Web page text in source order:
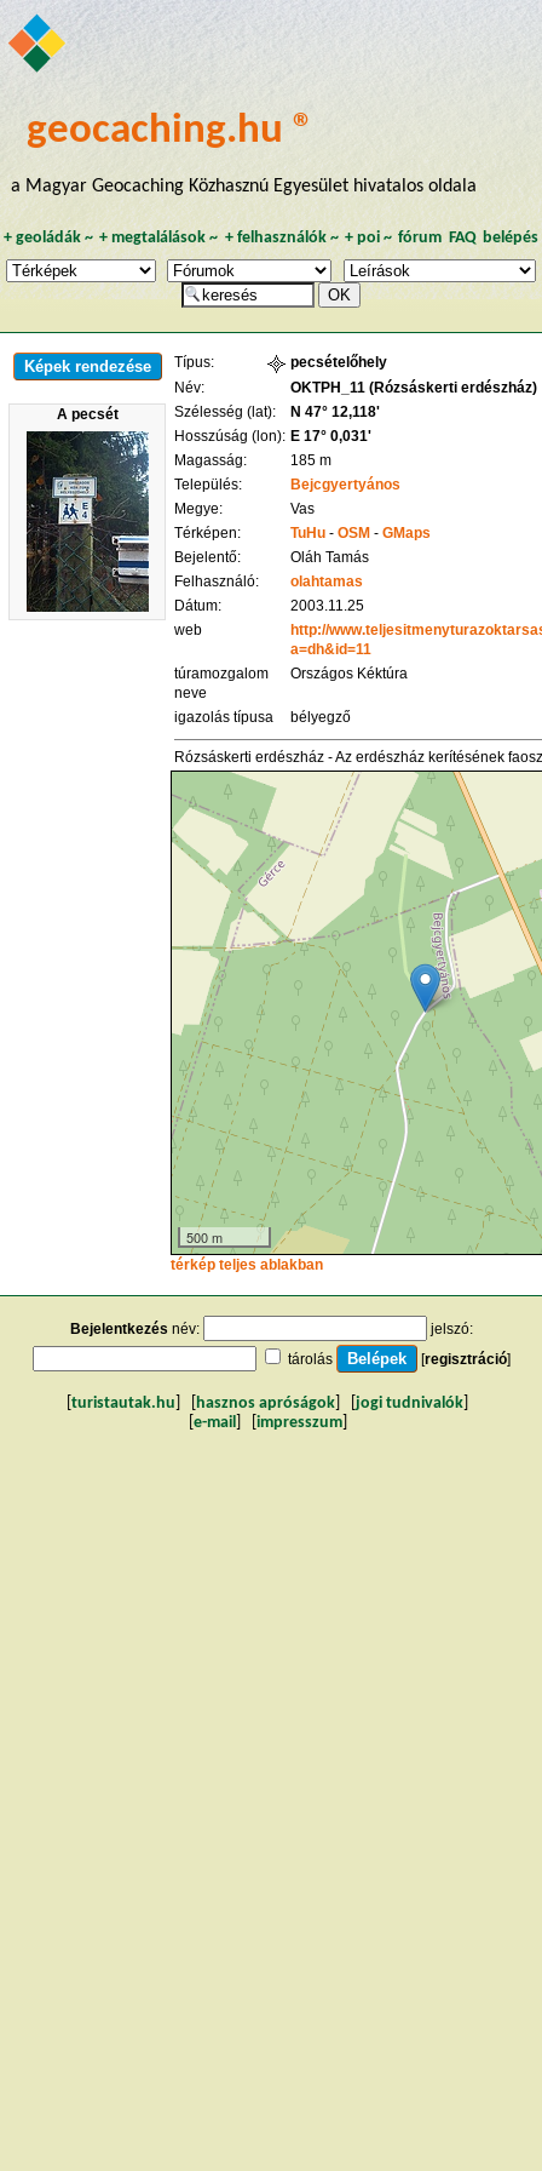
geocaching.hu ®
a Magyar Geocaching Közhasznú Egyesület hivatalos oldala
+ geoládák~ +megtalálások ~ + felhasználók~ + poi~ fórum FAQ belépés
Képek rendezése
A pecsét
Típus:
pecsételőhely
Név:
OKTPH_11 (Rózsáskerti erdészház)
Szélesség (lat):
N 47° 12,118'
Hosszúság (lon): E 17° 0,031'
Magasság:
185 m
Település:
Bejcgyertyános
Megye:
Vas
Térképen:
TuHu -OSM -GMaps
Bejelentő:
Oláh Tamás
Felhasználó:
olahtamas
Dátum:
2003.11.25
web
http://
a=dh&id=11
túramozgalom
neve
Országos Kéktúra
igazolás típusa bélyegző
Rózsáskerti erdészház - Az erdészház kerítésének
500 m
térkép teljes ablakban
Bejelentkezés név:
jelszó:
tárolás
[regisztráció]
turistautak.hu hasznos apróságok jogi tudnivalók
e-mail impresszum]